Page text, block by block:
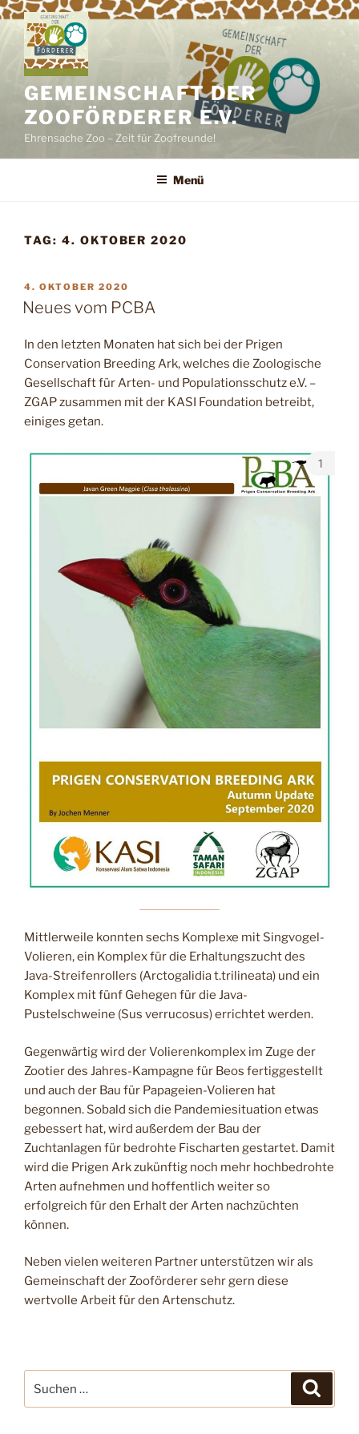
Zum
Inhalt
springen
GEMEINSCHAFT DER
ZOOFÖRDERER E.V.
Ehrensache Zoo – Zeit für Zoofreunde!
Menü
TAG: 4. OKTOBER 2020
VERÖFFENTLICHT
AM
4. OKTOBER 2020
Neues vom PCBA
In den letzten Monaten hat sich bei der Prigen
Conservation Breeding Ark, welches die Zoologische
Gesellschaft für Arten- und Populationsschutz e.V. –
ZGAP zusammen mit der KASI Foundation betreibt,
einiges getan.
Mittlerweile konnten sechs Komplexe mit Singvogel-
Volieren, ein Komplex für die Erhaltungszucht des
Java-Streifenrollers (Arctogalidia t.trilineata) und ein
Komplex mit fünf Gehegen für die Java-
Pustelschweine (Sus verrucosus) errichtet werden.
Gegenwärtig wird der Volierenkomplex im Zuge der
Zootier des Jahres-Kampagne für Beos fertiggestellt
und auch der Bau für Papageien-Volieren hat
begonnen. Sobald sich die Pandemiesituation etwas
gebessert hat, wird außerdem der Bau der
Zuchtanlagen für bedrohte Fischarten gestartet. Damit
wird die Prigen Ark zukünftig noch mehr hochbedrohte
Arten aufnehmen und hoffentlich weiter so
erfolgreich für den Erhalt der Arten nachzüchten
können.
Neben vielen weiteren Partner unterstützen wir als
Gemeinschaft der Zooförderer sehr gern diese
wertvolle Arbeit für den Artenschutz.
nach: